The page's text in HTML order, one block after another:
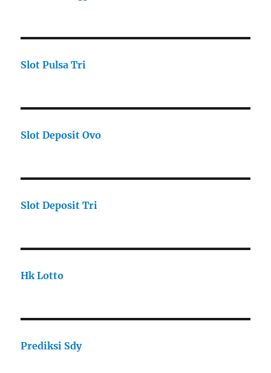
Slot Pulsa Tri
Slot Deposit Ovo
Slot Deposit Tri
Hk Lotto
Prediksi Sdy